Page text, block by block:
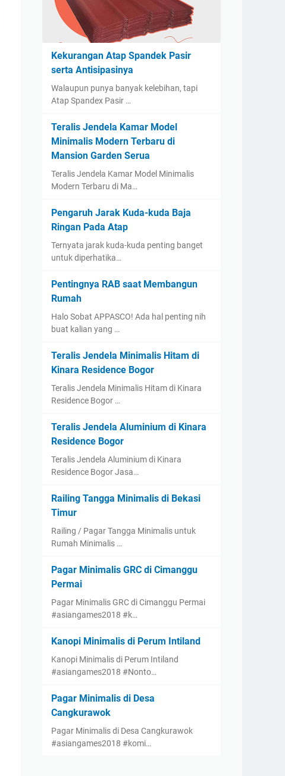
Kekurangan Atap Spandek Pasir
serta Antisipasinya
Walaupun punya banyak kelebihan, tapi
Atap Spandex Pasir …
Teralis Jendela Kamar Model
Minimalis Modern Terbaru di
Mansion Garden Serua
Teralis Jendela Kamar Model Minimalis
Modern Terbaru di Ma…
Pengaruh Jarak Kuda-kuda Baja
Ringan Pada Atap
Ternyata jarak kuda-kuda penting banget
untuk diperhatika…
Pentingnya RAB saat Membangun
Rumah
Halo Sobat APPASCO! Ada hal penting nih
buat kalian yang …
Teralis Jendela Minimalis Hitam di
Kinara Residence Bogor
Teralis Jendela Minimalis Hitam di Kinara
Residence Bogor …
Teralis Jendela Aluminium di Kinara
Residence Bogor
Teralis Jendela Aluminium di Kinara
Residence Bogor Jasa…
Railing Tangga Minimalis di Bekasi
Timur
Railing / Pagar Tangga Minimalis untuk
Rumah Minimalis …
Pagar Minimalis GRC di Cimanggu
Permai
Pagar Minimalis GRC di Cimanggu Permai
#asiangames2018 #k…
Kanopi Minimalis di Perum Intiland
Kanopi Minimalis di Perum Intiland
#asiangames2018 #Nonto…
Pagar Minimalis di Desa
Cangkurawok
Pagar Minimalis di Desa Cangkurawok
#asiangames2018 #komi…